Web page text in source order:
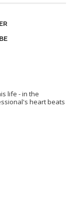
life - in the
heart beats